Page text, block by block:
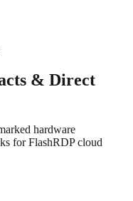
& Direct
hardware
for FlashRDP cloud